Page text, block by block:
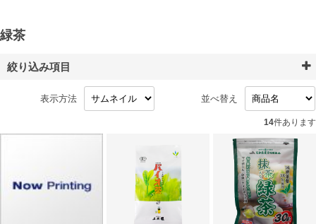
緑茶
絞り込み項目
表示方法 並べ替え
14件あります